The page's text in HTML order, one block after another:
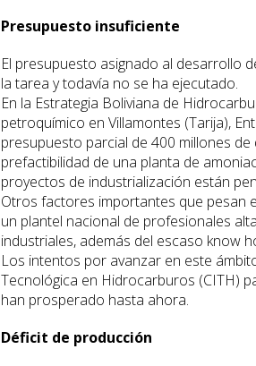
Presupuesto insuficiente
El presupuesto asignado al desarrollo
la tarea y todavía no se ha ejecutado.
En la Estrategia Boliviana de
petroquímico en Villamontes (Tarija),
presupuesto parcial de 400 millones
prefactibilidad de una planta de
proyectos de industrialización están
Otros factores importantes que pesan
un plantel nacional de profesionales
industriales, además del escaso know
Los intentos por avanzar en este
Tecnológica en Hidrocarburos (CITH)
han prosperado hasta ahora.
Déficit de producción